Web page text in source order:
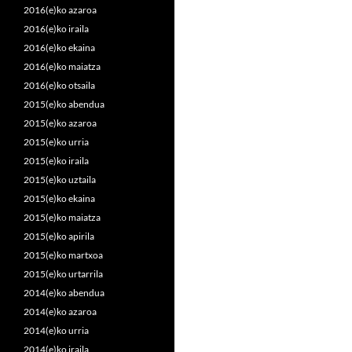
2016(e)ko azaroa
2016(e)ko iraila
2016(e)ko ekaina
2016(e)ko maiatza
2016(e)ko otsaila
2015(e)ko abendua
2015(e)ko azaroa
2015(e)ko urria
2015(e)ko iraila
2015(e)ko uztaila
2015(e)ko ekaina
2015(e)ko maiatza
2015(e)ko apirila
2015(e)ko martxoa
2015(e)ko urtarrila
2014(e)ko abendua
2014(e)ko azaroa
2014(e)ko urria
2014(e)ko iraila